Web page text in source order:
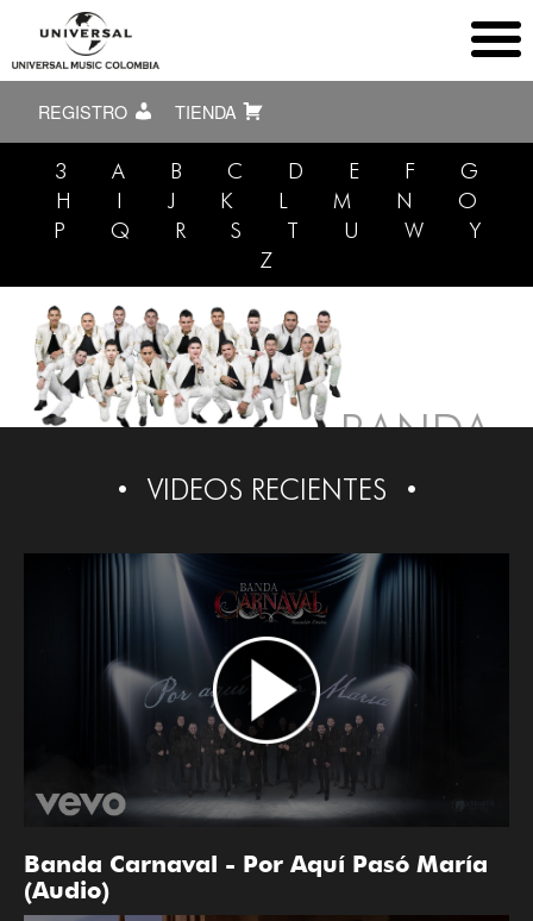
REGISTRO TIENDA
3 A B C D E F
G
H
I J K L M N
O
P
Q R S T U W
Y
Z
BANDA
CARNAVAL
VIDEOS RECIENTES
Banda Carnaval - Por Aquí Pasó María
(Audio)